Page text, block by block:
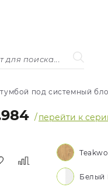
под системный
/перейти к
Белый